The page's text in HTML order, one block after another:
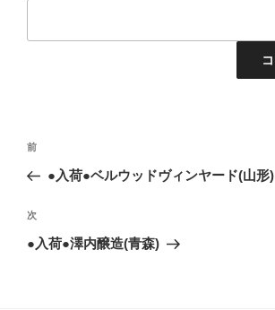
投
ナ
ビ
ゲ
前
の
稿
前
●入荷●ベルウッドヴィンヤード(山形)
次
の
次
●入荷●澤内醸造(青森)